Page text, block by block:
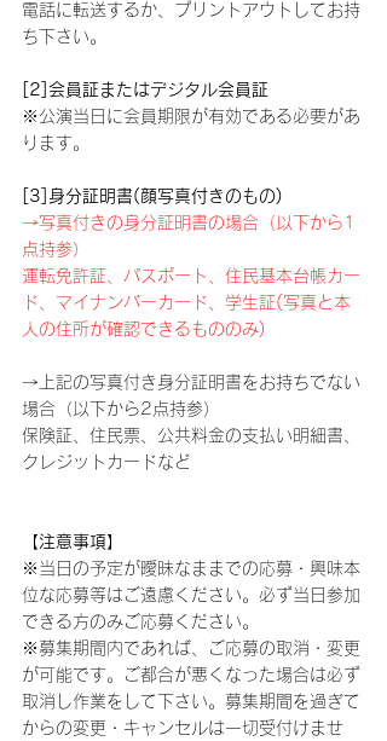
電話に転送するか、プリントアウトしてお持
ち下さい。
[2]会員証またはデジタル会員証
※公演当日に会員期限が有効である必要があ
ります。
[3]身分証明書(顔写真付きのもの)
→写真付きの身分証明書の場合（以下から1
点持参）
運転免許証、パスポート、住民基本台帳カー
ド、マイナンバーカード、学生証(写真と本
人の住所が確認できるもののみ)
→上記の写真付き身分証明書をお持ちでない
場合（以下から2点持参）
保険証、住民票、公共料金の支払い明細書、
クレジットカードなど
【注意事項】
※当日の予定が曖昧なままでの応募・興味本
位な応募等はご遠慮ください。必ず当日参加
できる方のみご応募ください。
※募集期間内であれば、ご応募の取消・変更
が可能です。ご都合が悪くなった場合は必ず
取消し作業をして下さい。募集期間を過ぎて
からの変更・キャンセルは一切受付けませ